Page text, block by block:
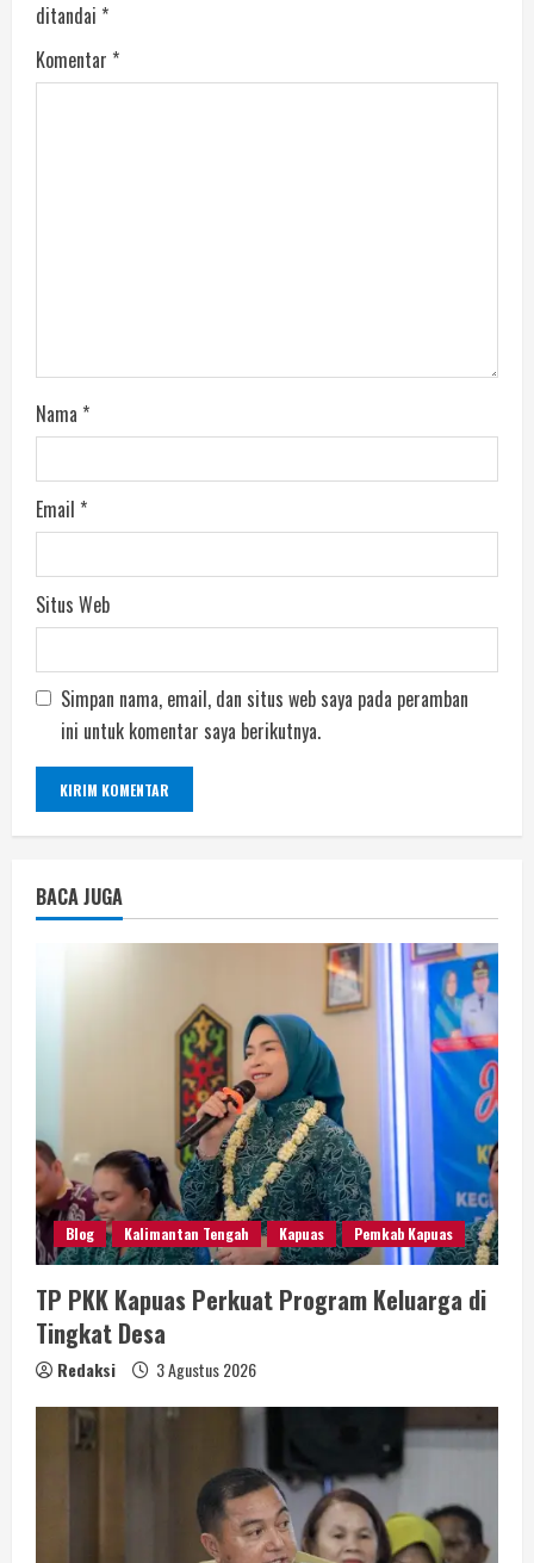
ditandai *
Komentar *
Nama *
Email *
Situs Web
Simpan nama, email, dan situs web saya pada peramban
ini untuk komentar saya berikutnya.
BACA JUGA
Blog Kalimantan Tengah Kapuas Pemkab Kapuas
TP PKK Kapuas Perkuat Program Keluarga di
Tingkat Desa
Redaksi 3 Agustus 2026